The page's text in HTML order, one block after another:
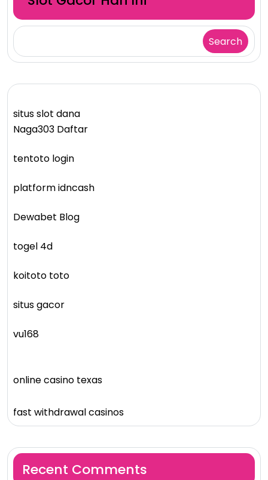
Search
situs slot dana
Naga303 Daftar
tentoto login
platform idncash
Dewabet Blog
togel 4d
koitoto toto
situs gacor
vu168
online casino texas
fast withdrawal casinos
Recent Comments